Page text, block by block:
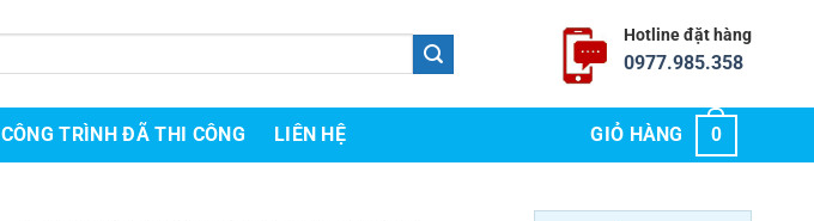
Hotline đặt hàng
0977.985.358
CÔNG TRÌNH ĐÃ THI CÔNG LIÊN HỆ GIỎ HÀNG 0